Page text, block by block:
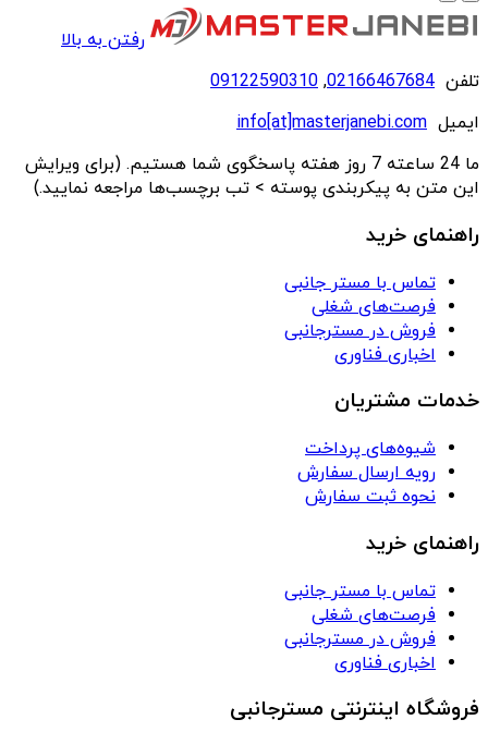
رفتن به بالا
تلفن 02166467684
,
09122590310
ایمیل info[at]masterjanebi.com
ما 24 ساعته 7 روز هفته پاسخگوی شما هستیم. (برای ویرایش
این متن به پیکربندی پوسته > تب برچسب‌ها مراجعه نمایید.)
راهنمای خرید
تماس با مستر جانبی
فرصت‌های شغلی
فروش در مسترجانبی
اخباری فناوری
خدمات مشتریان
شیوه‌های پرداخت
رویه ارسال سفارش
نحوه ثبت سفارش
راهنمای خرید
تماس با مستر جانبی
فرصت‌های شغلی
فروش در مسترجانبی
اخباری فناوری
فروشگاه اینترنتی مسترجانبی